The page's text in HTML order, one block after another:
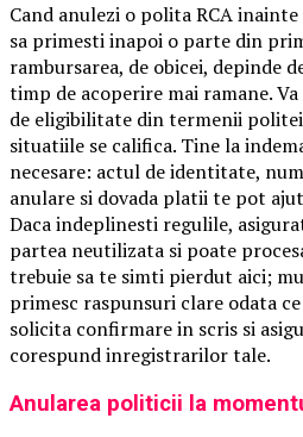
Cand anulezi o polita RCA
sa primesti inapoi o parte din
rambursarea, de obicei, depinde
timp de acoperire mai ramane.
de eligibilitate din termenii
situatiile se califica. Tine la
necesare: actul de identitate,
anulare si dovada platii te pot
Daca indeplinesti regulile,
partea neutilizata si poate
trebuie sa te simti pierdut aici;
primesc raspunsuri clare odata
solicita confirmare in scris si
corespund inregistrarilor tale.
Anularea politicii la